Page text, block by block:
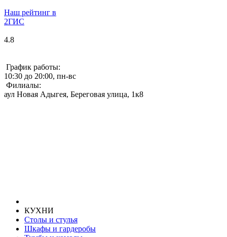
Наш рейтинг в
2ГИС
4.8
График работы:
10:30 до 20:00, пн-вс
Филиалы:
аул Новая Адыгея, Береговая улица, 1к8
КУХНИ
Столы и стулья
Шкафы и гардеробы